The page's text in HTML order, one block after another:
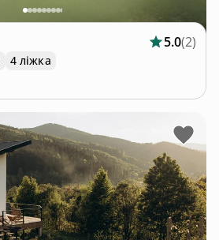
5.0(2)
4 ліжка